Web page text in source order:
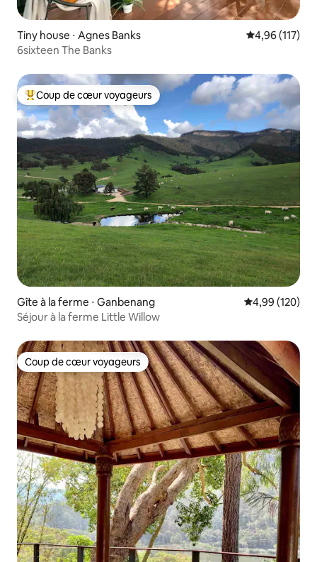
Tiny house ⋅ Agnes Banks Évaluation
4,96 (117)
6sixteen The Banks
Coups de cœur voyageurs les plus appréciés
Coup de cœur voyageurs
Gîte à la ferme ⋅ Ganbenang Évaluation
4,99 (120)
Séjour à la ferme Little Willow
Coup de cœur voyageurs
Coup de cœur voyageurs